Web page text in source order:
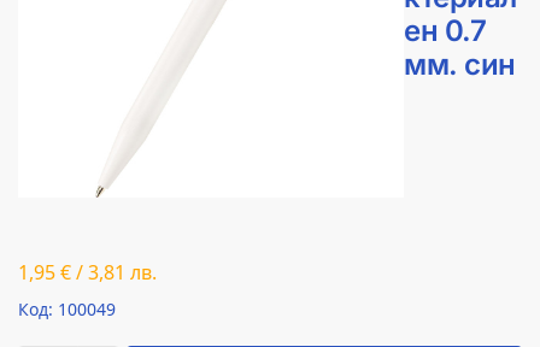
ен 0.7
мм. син
1,95€/3,81 лв.
Код: 100049